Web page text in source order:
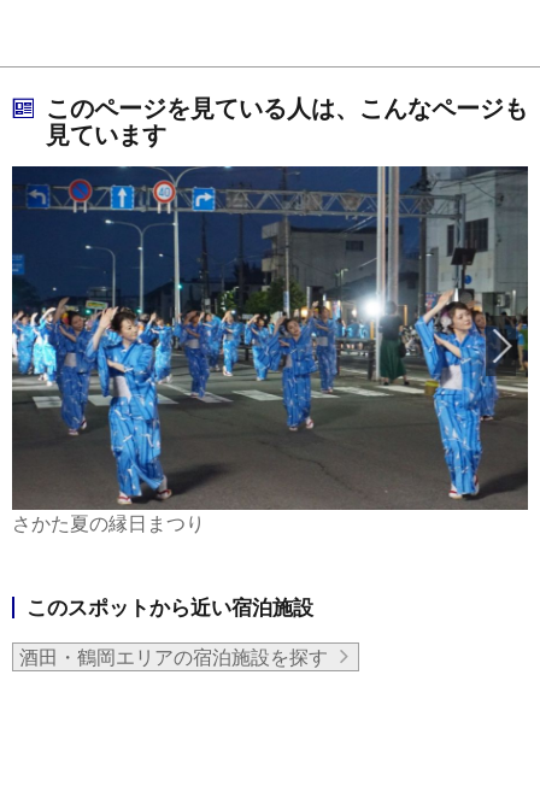
このページを見ている人は、こんなページも
見ています
さかた夏の縁日まつり
このスポットから近い宿泊施設
酒田・鶴岡エリアの宿泊施設を探す